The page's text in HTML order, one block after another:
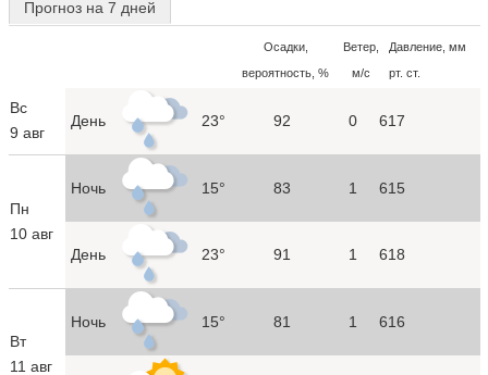
Прогноз на 7 дней
Осадки,
вероятность, %
Ветер,
м/с
Давление, мм
рт. ст.
Вс
9 авг
День 23° 92 0 617
Пн
10 авг
Ночь 15° 83 1 615
День 23° 91 1 618
Вт
11 авг
Ночь 15° 81 1 616